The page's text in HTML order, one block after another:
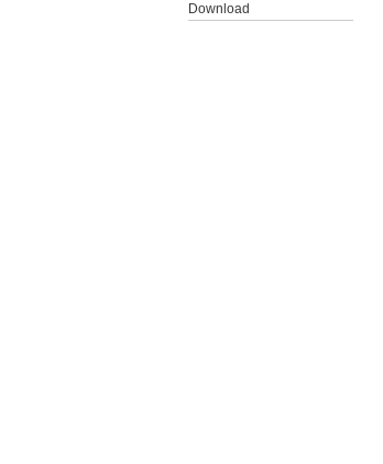
Download